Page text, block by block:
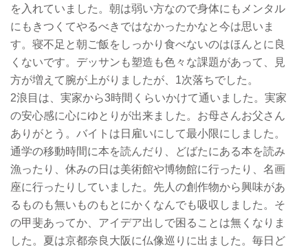
を入れていました。朝は弱い方なので身体にもメンタル
にもきつくてやるべきではなかったかなと今は思いま
す。寝不足と朝ご飯をしっかり食べないのはほんとに良
くないです。デッサンも塑造も色々な課題があって、見
方が増えて腕が上がりましたが、1次落ちでした。
2浪目は、実家から3時間くらいかけて通いました。実家
の安心感に心にゆとりが出来ました。お母さんお父さん
ありがとう。バイトは日雇いにして最小限にしました。
通学の移動時間に本を読んだり、どばたにある本を読み
漁ったり、休みの日は美術館や博物館に行ったり、名画
座に行ったりしていました。先人の創作物から興味があ
るものも無いものもとにかくなんでも吸収しました。そ
の甲斐あってか、アイデア出しで困ることは無くなりま
した。夏は京都奈良大阪に仏像巡りに出ました。毎日ど